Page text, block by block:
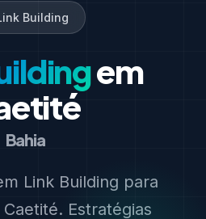
Building
em
Bahia
Link Building para
Estratégias